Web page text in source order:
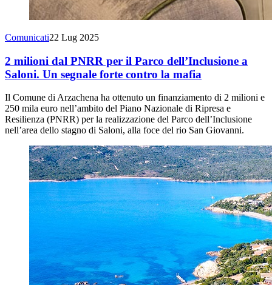
Comunicati22 Lug 2025
2 milioni dal PNRR per il Parco dell’Inclusione a
Saloni. Un segnale forte contro la mafia
Il Comune di Arzachena ha ottenuto un finanziamento di 2 milioni e
250 mila euro nell’ambito del Piano Nazionale di Ripresa e
Resilienza (PNRR) per la realizzazione del Parco dell’Inclusione
nell’area dello stagno di Saloni, alla foce del rio San Giovanni.